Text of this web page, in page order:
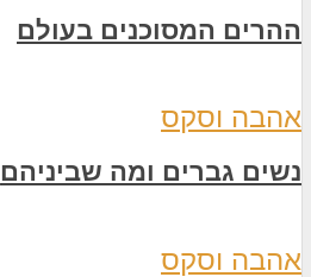
ההרים המסוכנים בעולם
אהבה וסקס
נשים גברים ומה שביניהם
אהבה וסקס